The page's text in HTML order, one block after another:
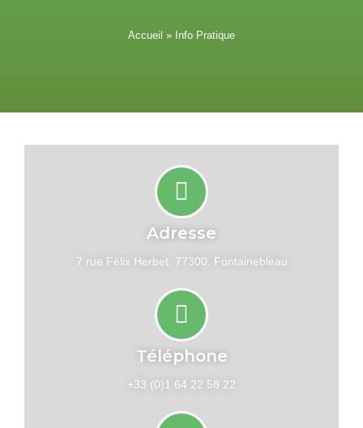
Accueil » Info Pratique
Adresse
7 rue Félix Herbet, 77300, Fontainebleau
Téléphone
+33 (0)1 64 22 58 22